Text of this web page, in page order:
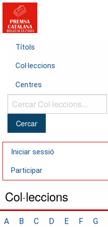
Títols
Col·leccions
Centres
Cercar
Col·leccions...
Iniciar sessió
Participar
Col·leccions
A B C D E F G